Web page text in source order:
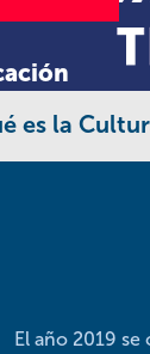
es la
El año 2019